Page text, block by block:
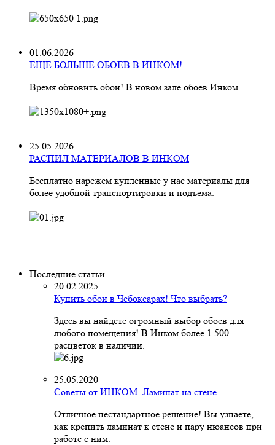
01.06.2026
ЕЩЕ БОЛЬШЕ ОБОЕВ В ИНКОМ!
Время обновить обои! В новом зале обоев Инком.
25.05.2026
РАСПИЛ МАТЕРИАЛОВ В ИНКОМ
Бесплатно нарежем купленные у нас материалы для
более удобной транспортировки и подъёма.
Последние статьи
20.02.2025
Купить обои в Чебоксарах! Что выбрать?
Здесь вы найдете огромный выбор обоев для
любого помещения! В Инком более 1 500
расцветок в наличии.
25.05.2020
Советы от ИНКОМ. Ламинат на стене
Отличное нестандартное решение! Вы узнаете,
как крепить ламинат к стене и пару нюансов при
работе с ним.